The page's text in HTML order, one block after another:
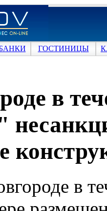
ГОСТИНИЦЫ
в
в